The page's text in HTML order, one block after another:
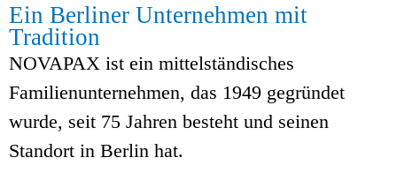
Ein Berliner Unternehmen mit
Tradition
NOVAPAX ist ein mittelständisches
Familienunternehmen, das 1949 gegründet
wurde, seit 75 Jahren besteht und seinen
Standort in Berlin hat.